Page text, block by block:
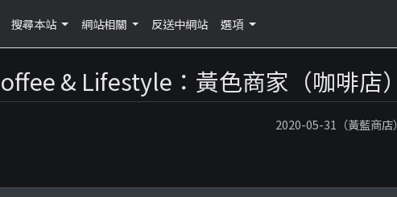
搜尋本站 網站相關 反送中網站 選項
& Lifestyle：黃色商家（咖啡店）
2020-05-31（黃藍商店）